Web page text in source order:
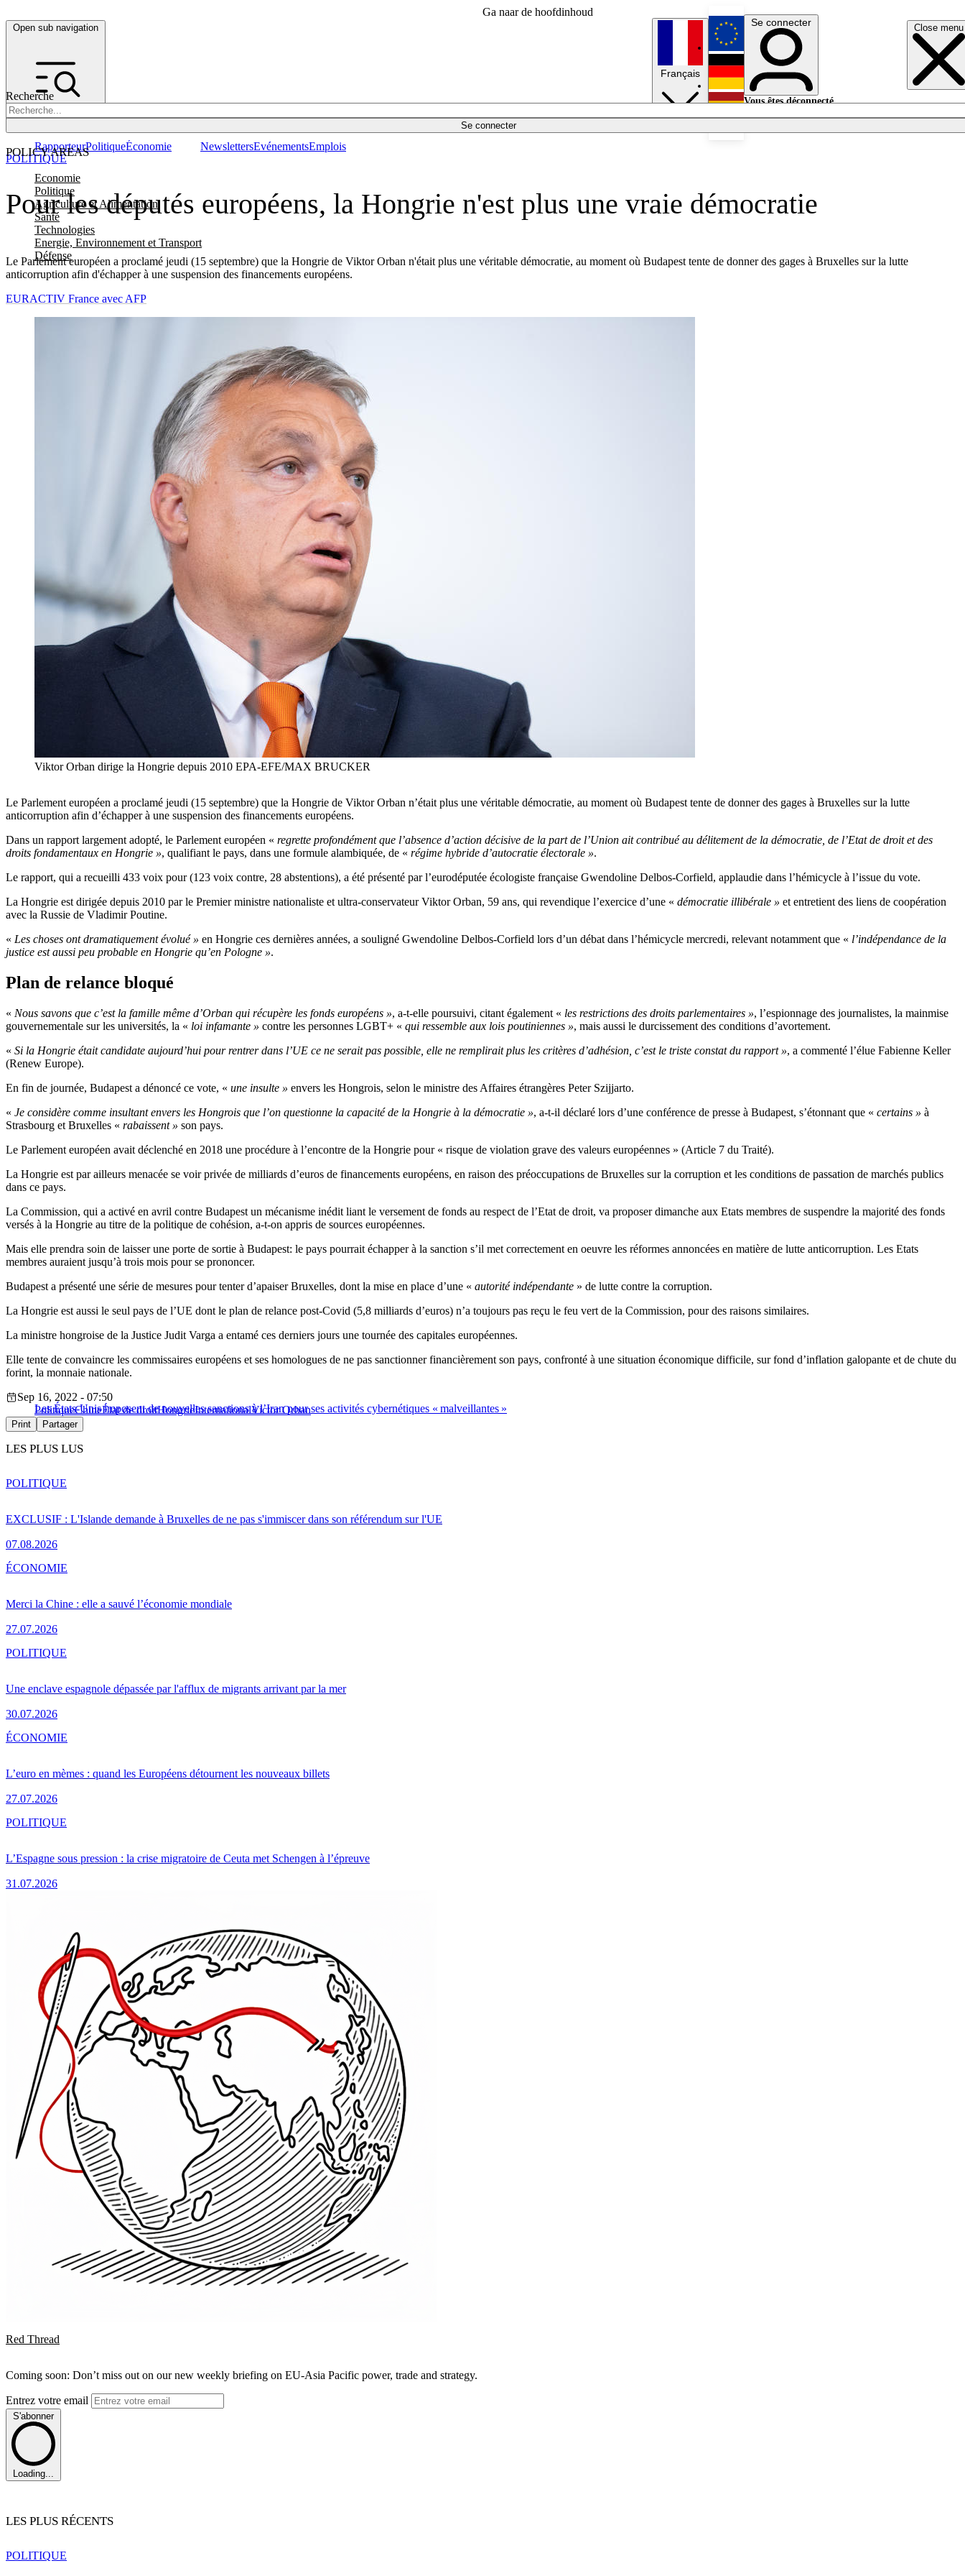
Ga naar de hoofdinhoud
Open sub navigation Close menu
Recherche
Se connecter
POLICY AREAS
Economie
Politique
Agriculture et Alimentation
Santé
Technologies
Energie, Environnement et Transport
Défense
RapporteurPolitiqueÉconomie NewslettersEvénementsEmplois
Français
English
Deutsch
Se connecter
Vous êtes déconnecté.
Pour les députés européens, la Hongrie n'est plus une vraie démocratie
Le Parlement européen a proclamé jeudi (15 septembre) que la Hongrie de Viktor Orban n'était plus une véritable démocratie, au moment où Budapest tente de donner des gages à Bruxelles sur la lutte
anticorruption afin d'échapper à une suspension des financements européens.
POLITIQUE
EURACTIV France avec AFP
Viktor Orban dirige la Hongrie depuis 2010 EPA-EFE/MAX BRUCKER
Le Parlement européen a proclamé jeudi (15 septembre) que la Hongrie de Viktor Orban n’était plus une véritable démocratie, au moment où Budapest tente de donner des gages à Bruxelles sur la lutte
anticorruption afin d’échapper à une suspension des financements européens.
Dans un rapport largement adopté, le Parlement européen « regrette profondément que l’absence d’action décisive de la part de l’Union ait contribué au délitement de la démocratie, de l’Etat de droit et des
droits fondamentaux en Hongrie », qualifiant le pays, dans une formule alambiquée, de « régime hybride d’autocratie électorale ».
Le rapport, qui a recueilli 433 voix pour (123 voix contre, 28 abstentions), a été présenté par l’eurodéputée écologiste française Gwendoline Delbos-Corfield, applaudie dans l’hémicycle à l’issue du vote.
La Hongrie est dirigée depuis 2010 par le Premier ministre nationaliste et ultra-conservateur Viktor Orban, 59 ans, qui revendique l’exercice d’une « démocratie illibérale » et entretient des liens de coopération
avec la Russie de Vladimir Poutine.
« Les choses ont dramatiquement évolué » en Hongrie ces dernières années, a souligné Gwendoline Delbos-Corfield lors d’un débat dans l’hémicycle mercredi, relevant notamment que « l’indépendance de la
justice est aussi peu probable en Hongrie qu’en Pologne ».
Plan de relance bloqué
« Nous savons que c’est la famille même d’Orban qui récupère les fonds européens », a-t-elle poursuivi, citant également « les restrictions des droits parlementaires », l’espionnage des journalistes, la mainmise
gouvernementale sur les universités, la « loi infamante » contre les personnes LGBT+ « qui ressemble aux lois poutiniennes », mais aussi le durcissement des conditions d’avortement.
« Si la Hongrie était candidate aujourd’hui pour rentrer dans l’UE ce ne serait pas possible, elle ne remplirait plus les critères d’adhésion, c’est le triste constat du rapport », a commenté l’élue Fabienne Keller
(Renew Europe).
En fin de journée, Budapest a dénoncé ce vote, « une insulte » envers les Hongrois, selon le ministre des Affaires étrangères Peter Szijjarto.
« Je considère comme insultant envers les Hongrois que l’on questionne la capacité de la Hongrie à la démocratie », a-t-il déclaré lors d’une conférence de presse à Budapest, s’étonnant que « certains » à
Strasbourg et Bruxelles « rabaissent » son pays.
Le Parlement européen avait déclenché en 2018 une procédure à l’encontre de la Hongrie pour « risque de violation grave des valeurs européennes » (Article 7 du Traité).
La Hongrie est par ailleurs menacée se voir privée de milliards d’euros de financements européens, en raison des préoccupations de Bruxelles sur la corruption et les conditions de passation de marchés publics
dans ce pays.
La Commission, qui a activé en avril contre Budapest un mécanisme inédit liant le versement de fonds au respect de l’Etat de droit, va proposer dimanche aux Etats membres de suspendre la majorité des fonds
versés à la Hongrie au titre de la politique de cohésion, a-t-on appris de sources européennes.
Mais elle prendra soin de laisser une porte de sortie à Budapest: le pays pourrait échapper à la sanction s’il met correctement en oeuvre les réformes annoncées en matière de lutte anticorruption. Les Etats
membres auraient jusqu’à trois mois pour se prononcer.
Budapest a présenté une série de mesures pour tenter d’apaiser Bruxelles, dont la mise en place d’une « autorité indépendante » de lutte contre la corruption.
La Hongrie est aussi le seul pays de l’UE dont le plan de relance post-Covid (5,8 milliards d’euros) n’a toujours pas reçu le feu vert de la Commission, pour des raisons similaires.
La ministre hongroise de la Justice Judit Varga a entamé ces derniers jours une tournée des capitales européennes.
Elle tente de convaincre les commissaires européens et ses homologues de ne pas sanctionner financièrement son pays, confronté à une situation économique difficile, sur fond d’inflation galopante et de chute du
forint, la monnaie nationale.
Les États-Unis imposent de nouvelles sanctions à l’Iran pour ses activités cybernétiques « malveillantes »
Sep 16, 2022 - 07:50
PolitiqueChineÉtat de droitHongrieInternationalVictor Orban
Print Partager
LES PLUS LUS
EXCLUSIF : L'Islande demande à Bruxelles de ne pas s'immiscer dans son référendum sur l'UE
07.08.2026
POLITIQUE
Merci la Chine : elle a sauvé l’économie mondiale
27.07.2026
ÉCONOMIE
Une enclave espagnole dépassée par l'afflux de migrants arrivant par la mer
30.07.2026
POLITIQUE
L’euro en mèmes : quand les Européens détournent les nouveaux billets
27.07.2026
ÉCONOMIE
L’Espagne sous pression : la crise migratoire de Ceuta met Schengen à l’épreuve
31.07.2026
POLITIQUE
Red Thread
Coming soon: Don’t miss out on our new weekly briefing on EU-Asia Pacific power, trade and strategy.
Entrez votre email
S'abonner
Loading...
LES PLUS RÉCENTS
POLITIQUE